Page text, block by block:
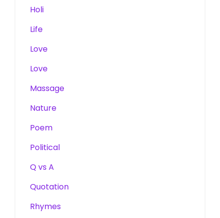
Holi
Life
Love
Love
Massage
Nature
Poem
Political
Q vs A
Quotation
Rhymes